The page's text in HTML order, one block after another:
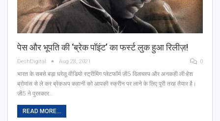
पेस और भूपति की ‘ब्रेक पॉइंट’ का फर्स्ट लुक हुआ रिलीज़!
DeshDigital Aug 28, 2021 0
भारत के सबसे बड़ा घरेलू वीडियो स्ट्रीमिंग प्लेटफॉर्म ज़ी5 दिलचस्प और अनकही ली-हेश
ब्रोमांस से ले कर ब्रेकअप कहानी को आपकी स्क्रीन पर लाने के लिए पूरी तरह तैयार है।
ज़ी5 ने पुरस्कार…
READ MORE...